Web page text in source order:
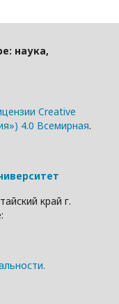
наука,
Creative
4.0 Всемирная.
край г.